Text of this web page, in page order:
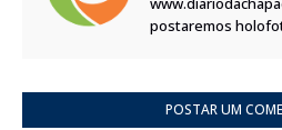
postaremos
POSTAR UM